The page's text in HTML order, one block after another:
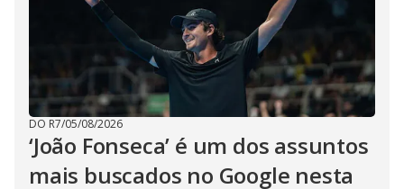
DO R7/05/08/2026
‘João Fonseca’ é um dos assuntos
mais buscados no Google nesta